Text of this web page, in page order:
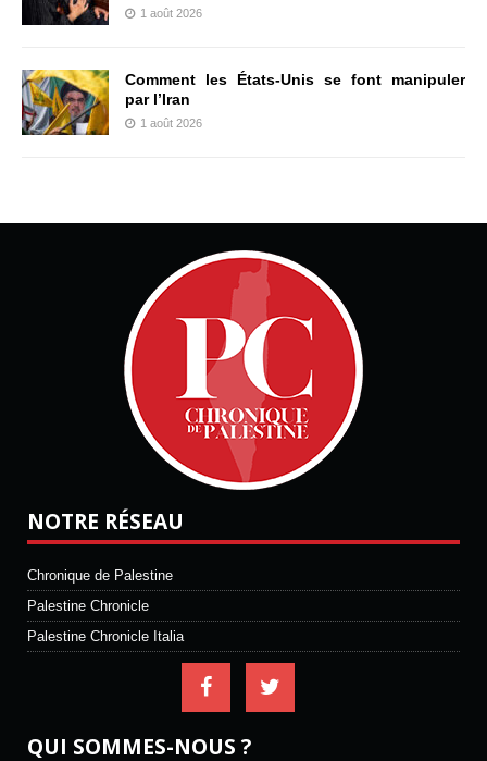
1 août 2026
Comment les États-Unis se font manipuler
par l’Iran
1 août 2026
NOTRE RÉSEAU
Chronique de Palestine
Palestine Chronicle
Palestine Chronicle Italia
QUI SOMMES-NOUS ?